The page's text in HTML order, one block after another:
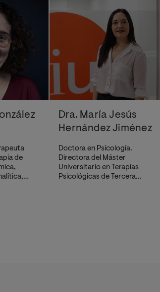
de
Dra. María Jesús
Hernández Jiménez
Doctora en Psicología.
Directora del Máster
Universitario en Terapias
Psicológicas de Tercera